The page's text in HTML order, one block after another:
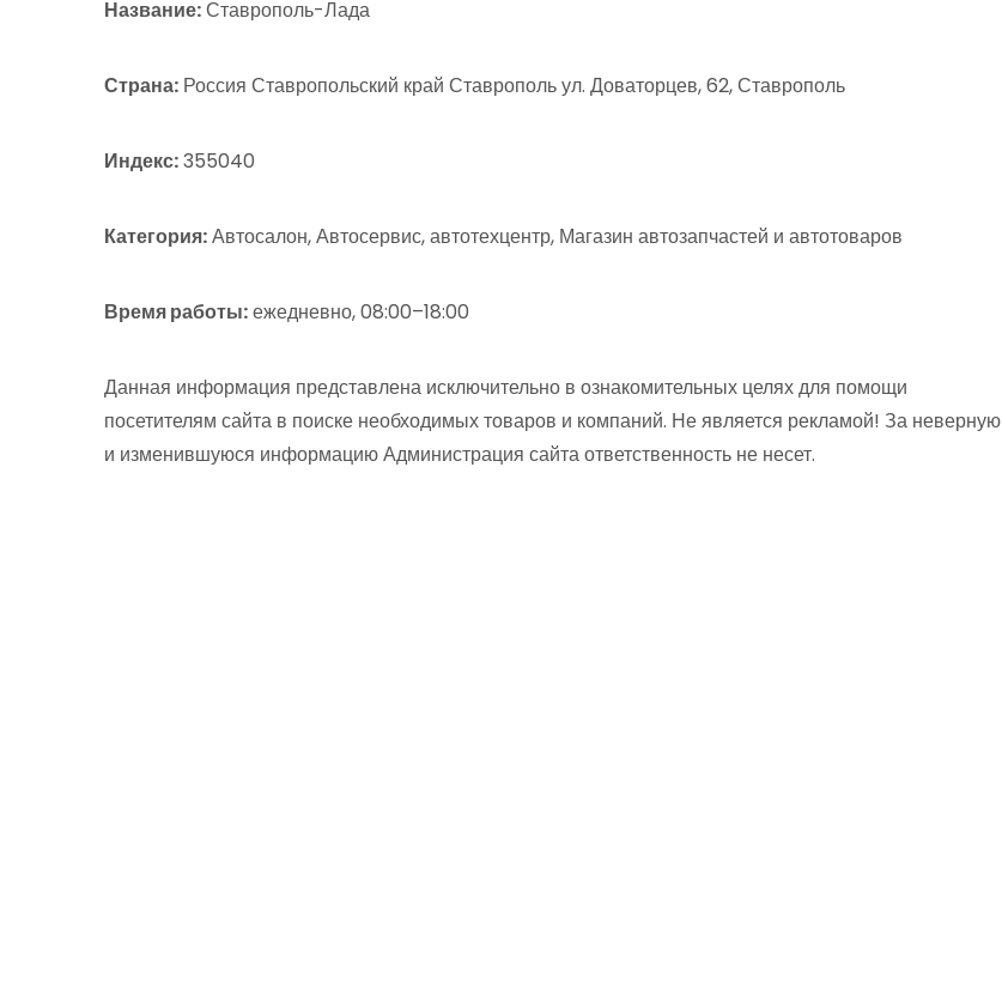
Название:Ставрополь-Лада
Страна: Россия Ставропольский край Ставрополь ул. Доваторцев, 62, Ставрополь
Индекс:355040
Категория:Автосалон, Автосервис, автотехцентр, Магазин автозапчастей и автотоваров
Время работы:ежедневно, 08:00–18:00
Данная информация представлена исключительно в ознакомительных целях для помощи
посетителям сайта в поиске необходимых товаров и компаний. Не является рекламой! За неверную
и изменившуюся информацию Администрация сайта ответственность не несет.